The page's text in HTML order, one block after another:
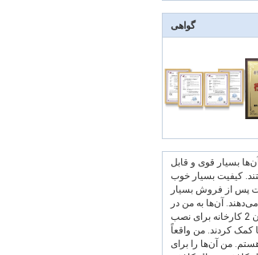
گواهی
بسیار قوی و قابل
کیفیت بسیار خوب
پس از فروش بسیار
آن‌ها به من در
طراحی چیدمان 2 کارخانه برای نصب
کمک کردند. من واقعاً
من آن‌ها را برای